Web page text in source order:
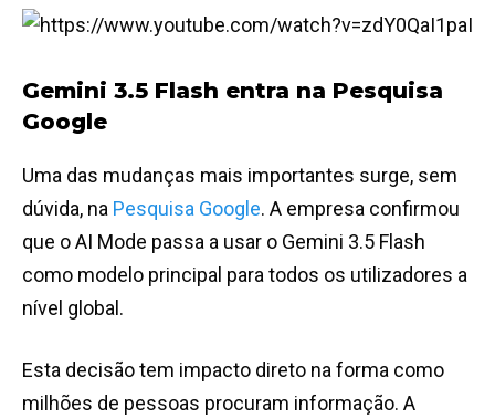
Gemini 3.5 Flash entra na Pesquisa
Google
Uma das mudanças mais importantes surge, sem
dúvida, na Pesquisa Google. A empresa confirmou
que o AI Mode passa a usar o Gemini 3.5 Flash
como modelo principal para todos os utilizadores a
nível global.
Esta decisão tem impacto direto na forma como
milhões de pessoas procuram informação. A